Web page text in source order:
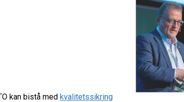
kan bistå med kvalitetssikring